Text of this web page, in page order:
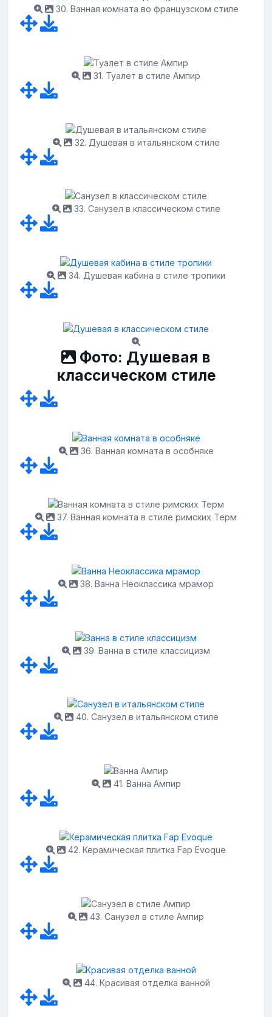
30. Ванная комната во французском стиле
31. Туалет в стиле Ампир
32. Душевая в итальянском стиле
33. Санузел в классическом стиле
34. Душевая кабина в стиле тропики
Фото: Душевая в
классическом стиле
36. Ванная комната в особняке
37. Ванная комната в стиле римских Терм
38. Ванна Неоклассика мрамор
39. Ванна в стиле классицизм
40. Санузел в итальянском стиле
41. Ванна Ампир
42. Керамическая плитка Fap Evoque
43. Санузел в стиле Ампир
44. Красивая отделка ванной